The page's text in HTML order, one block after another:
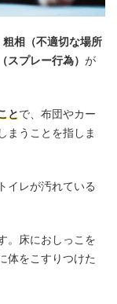
粗相（不適切な場所
プレー行為） が
とで、布団やカー
まうことを指しま
イレが汚れている
。床におしっこを
体をこすりつけた